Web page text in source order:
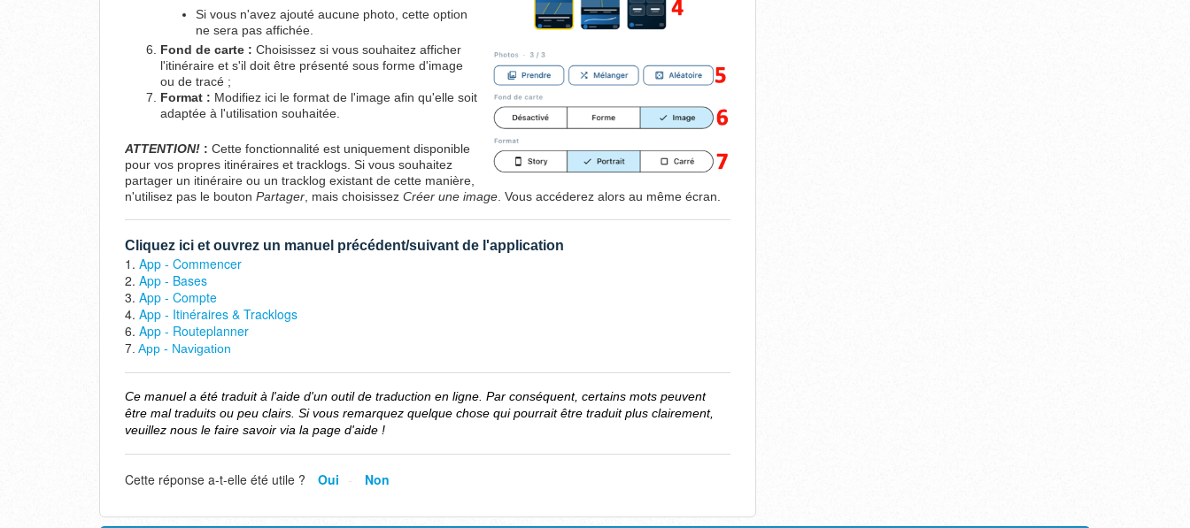
Si vous n'avez ajouté aucune photo, cette option
ne sera pas affichée.
Fond de carte : Choisissez si vous souhaitez afficher
l'itinéraire et s'il doit être présenté sous forme d'image
ou de tracé ;
Format : Modifiez ici le format de l'image afin qu'elle soit
adaptée à l'utilisation souhaitée.
ATTENTION! : Cette fonctionnalité est uniquement disponible
pour vos propres itinéraires et tracklogs. Si vous souhaitez
partager un itinéraire ou un tracklog existant de cette manière,
n'utilisez pas le bouton Partager , mais choisissez Créer une image . Vous accéderez alors au même écran.
Cliquez ici et ouvrez un manuel précédent/suivant de l'application
1. App - Commencer
2. App - Bases
3. App - Compte
4. App - Itinéraires & Tracklogs
6. App - Routeplanner
7. App - Navigation
Ce manuel a été traduit à l'aide d'un outil de traduction en ligne. Par conséquent, certains mots peuvent
être mal traduits ou peu clairs. Si vous remarquez quelque chose qui pourrait être traduit plus clairement,
veuillez nous le faire savoir via la page d'aide !
Cette réponse a-t-elle été utile ? Oui Non